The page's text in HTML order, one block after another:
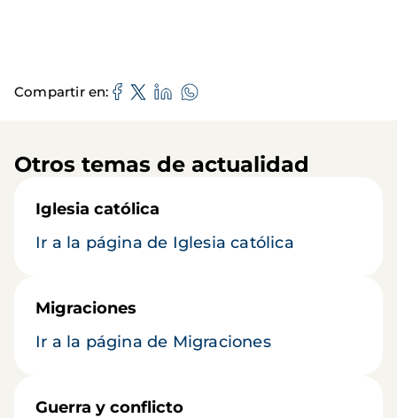
Compartir en
Otros temas de actualidad
Iglesia católica
Ir a la página de Iglesia católica
Migraciones
Ir a la página de Migraciones
Guerra y conflicto